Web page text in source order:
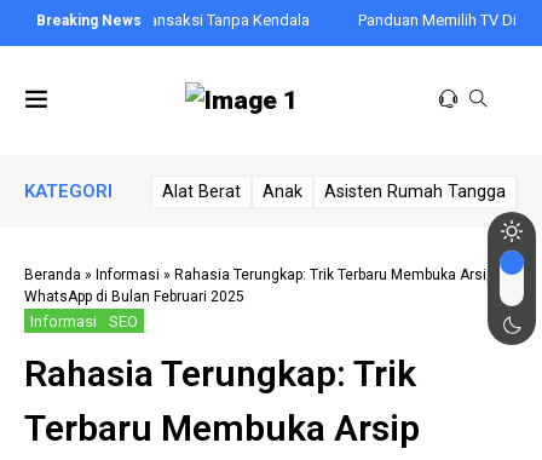
Bertransaksi Tanpa Kendala Panduan Memilih TV Digital
KATEGORI Alat Berat Anak Asisten Rumah Tangga
Beranda » Informasi » Rahasia Terungkap: Trik Terbaru Membuka Arsip
WhatsApp di Bulan Februari 2025
Informasi SEO
Rahasia Terungkap: Trik
Terbaru Membuka Arsip